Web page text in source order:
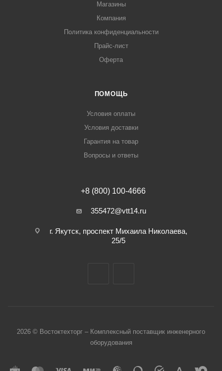
Магазины
Компания
Политика конфиденциальности
Прайс-лист
Оферта
ПОМОЩЬ
Условия оплаты
Условия доставки
Гарантия на товар
Вопросы и ответы
+8 (800) 100-4666
355472@vtt14.ru
г. Якутск, проспект Михаила Николаева,
25/5
2026 © Востоктехторг – Комплексный поставщик инженерного
оборудования